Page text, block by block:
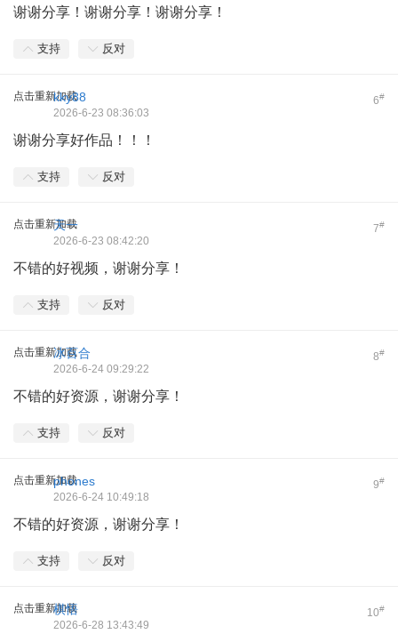
谢谢分享！谢谢分享！谢谢分享！
支持 反对
点击重新加载 6#
kky88
2026-6-23 08:36:03
谢谢分享好作品！！！
支持 反对
点击重新加载 7#
天一
2026-6-23 08:42:20
不错的好视频，谢谢分享！
支持 反对
点击重新加载 8#
冰百合
2026-6-24 09:29:22
不错的好资源，谢谢分享！
支持 反对
点击重新加载 9#
phones
2026-6-24 10:49:18
不错的好资源，谢谢分享！
支持 反对
点击重新加载 10#
棋悟
2026-6-28 13:43:49